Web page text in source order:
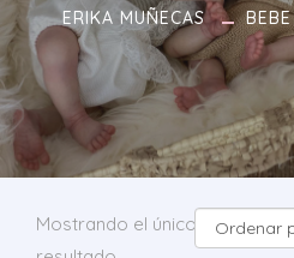
ERIKA MUÑECAS BEBE
Mostrando el único